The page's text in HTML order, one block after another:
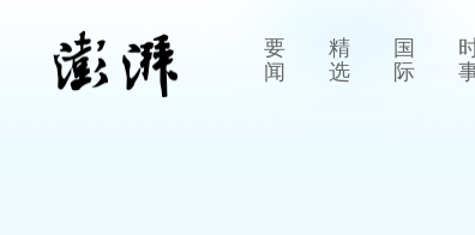
要
闻
精
选
国
际